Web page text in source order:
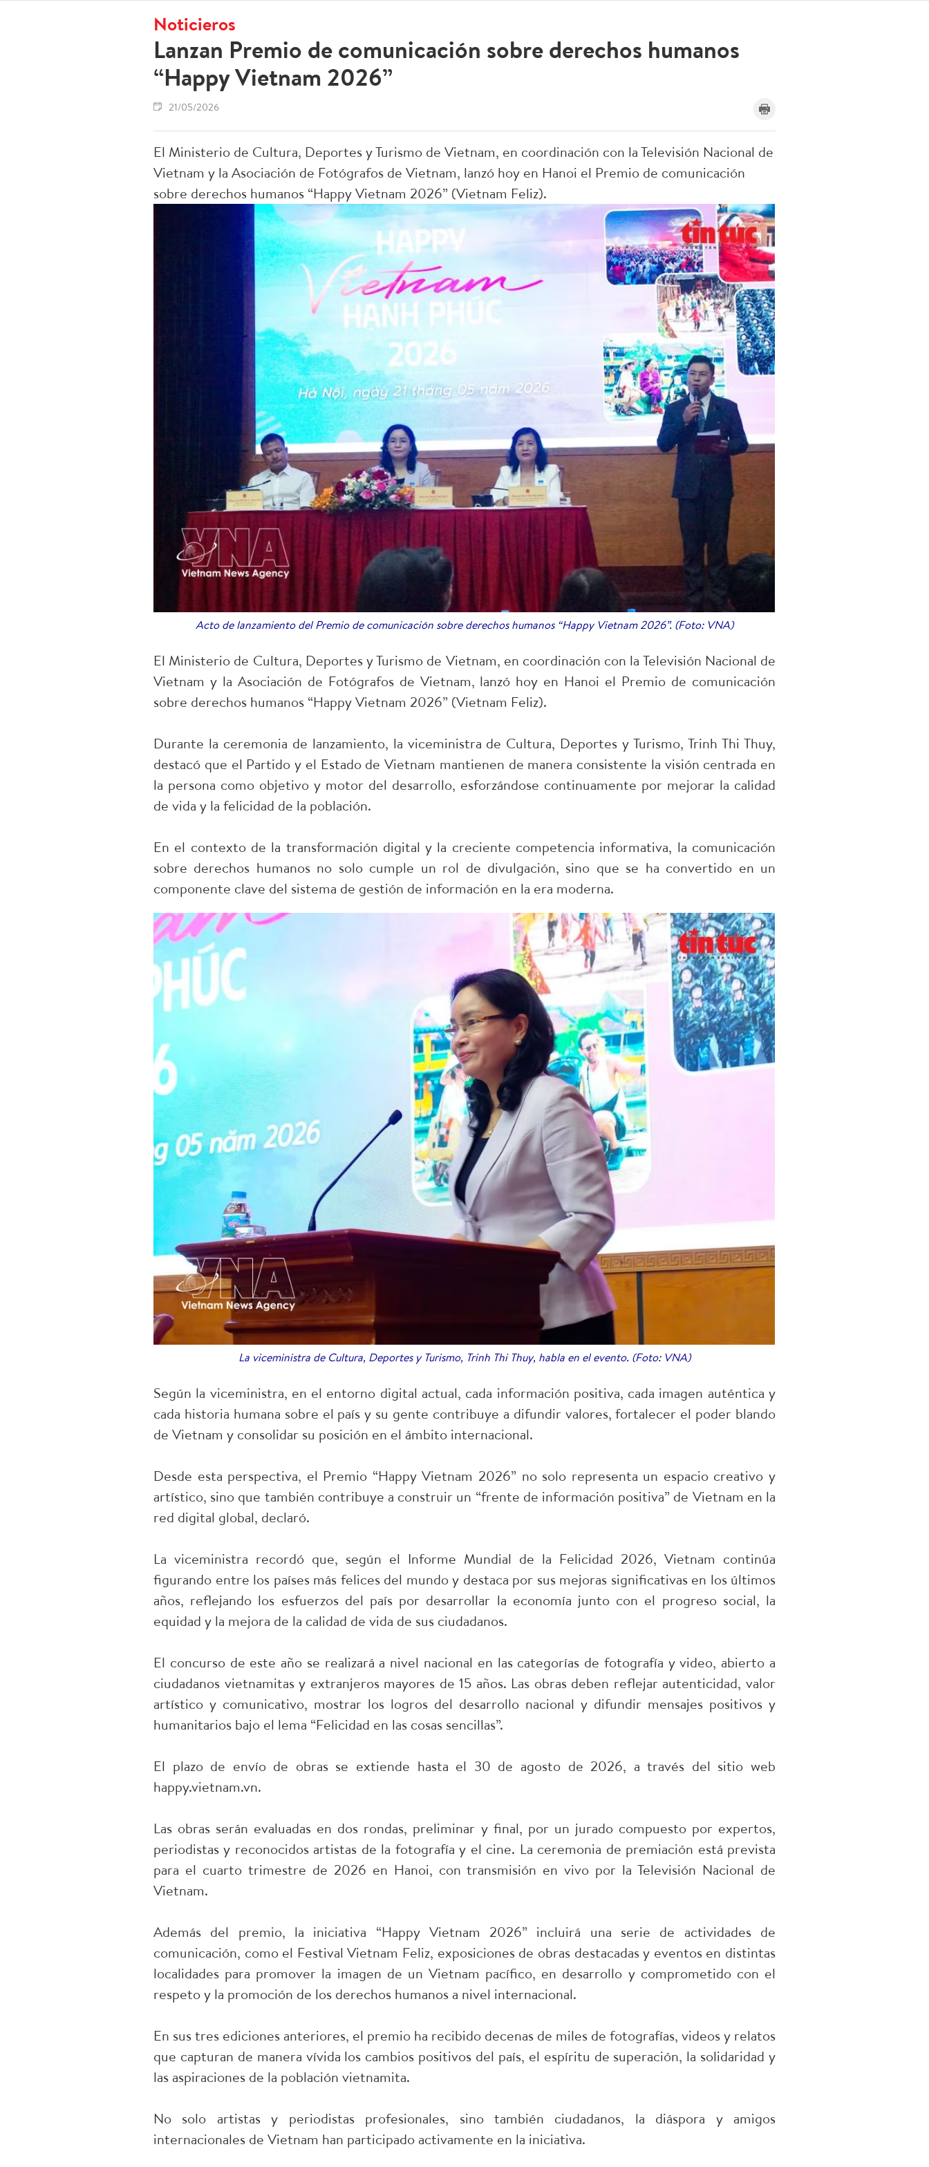
Noticieros
Lanzan Premio de comunicación sobre derechos humanos
“Happy Vietnam 2026”
21/05/2026
El Ministerio de Cultura, Deportes y Turismo de Vietnam, en coordinación con la Televisión Nacional de
Vietnam y la Asociación de Fotógrafos de Vietnam, lanzó hoy en Hanoi el Premio de comunicación
sobre derechos humanos “Happy Vietnam 2026” (Vietnam Feliz).
Acto de lanzamiento del Premio de comunicación sobre derechos humanos “Happy Vietnam 2026”. (Foto: VNA)
El Ministerio de Cultura, Deportes y Turismo de Vietnam, en coordinación con la Televisión Nacional de
Vietnam y la Asociación de Fotógrafos de Vietnam, lanzó hoy en Hanoi el Premio de comunicación
sobre derechos humanos “Happy Vietnam 2026” (Vietnam Feliz).
Durante la ceremonia de lanzamiento, la viceministra de Cultura, Deportes y Turismo, Trinh Thi Thuy,
destacó que el Partido y el Estado de Vietnam mantienen de manera consistente la visión centrada en
la persona como objetivo y motor del desarrollo, esforzándose continuamente por mejorar la calidad
de vida y la felicidad de la población.
En el contexto de la transformación digital y la creciente competencia informativa, la comunicación
sobre derechos humanos no solo cumple un rol de divulgación, sino que se ha convertido en un
componente clave del sistema de gestión de información en la era moderna.
La viceministra de Cultura, Deportes y Turismo, Trinh Thi Thuy, habla en el evento. (Foto: VNA)
Según la viceministra, en el entorno digital actual, cada información positiva, cada imagen auténtica y
cada historia humana sobre el país y su gente contribuye a difundir valores, fortalecer el poder blando
de Vietnam y consolidar su posición en el ámbito internacional.
Desde esta perspectiva, el Premio “Happy Vietnam 2026” no solo representa un espacio creativo y
artístico, sino que también contribuye a construir un “frente de información positiva” de Vietnam en la
red digital global, declaró.
La viceministra recordó que, según el Informe Mundial de la Felicidad 2026, Vietnam continúa
figurando entre los países más felices del mundo y destaca por sus mejoras significativas en los últimos
años, reflejando los esfuerzos del país por desarrollar la economía junto con el progreso social, la
equidad y la mejora de la calidad de vida de sus ciudadanos.
El concurso de este año se realizará a nivel nacional en las categorías de fotografía y video, abierto a
ciudadanos vietnamitas y extranjeros mayores de 15 años. Las obras deben reflejar autenticidad, valor
artístico y comunicativo, mostrar los logros del desarrollo nacional y difundir mensajes positivos y
humanitarios bajo el lema “Felicidad en las cosas sencillas”.
El plazo de envío de obras se extiende hasta el 30 de agosto de 2026, a través del sitio web
happy.vietnam.vn.
Las obras serán evaluadas en dos rondas, preliminar y final, por un jurado compuesto por expertos,
periodistas y reconocidos artistas de la fotografía y el cine. La ceremonia de premiación está prevista
para el cuarto trimestre de 2026 en Hanoi, con transmisión en vivo por la Televisión Nacional de
Vietnam.
Además del premio, la iniciativa “Happy Vietnam 2026” incluirá una serie de actividades de
comunicación, como el Festival Vietnam Feliz, exposiciones de obras destacadas y eventos en distintas
localidades para promover la imagen de un Vietnam pacífico, en desarrollo y comprometido con el
respeto y la promoción de los derechos humanos a nivel internacional.
En sus tres ediciones anteriores, el premio ha recibido decenas de miles de fotografías, videos y relatos
que capturan de manera vívida los cambios positivos del país, el espíritu de superación, la solidaridad y
las aspiraciones de la población vietnamita.
No solo artistas y periodistas profesionales, sino también ciudadanos, la diáspora y amigos
internacionales de Vietnam han participado activamente en la iniciativa.